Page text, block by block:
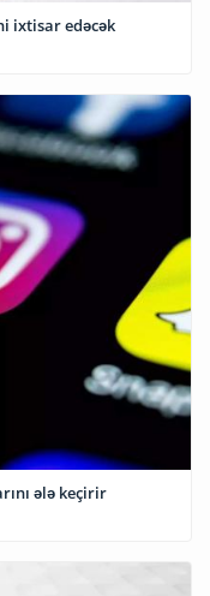
ixtisar edəcək
ələ keçirir